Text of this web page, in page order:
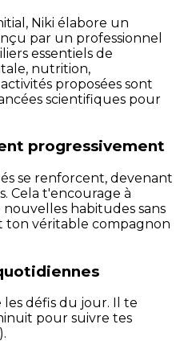
Niki élabore un
par un professionnel
essentiels de
nutrition,
proposées sont
scientifiques pour
progressivement
se renforcent, devenant
Cela t'encourage à
habitudes sans
ton véritable compagnon
les défis du jour. Il te
pour suivre tes